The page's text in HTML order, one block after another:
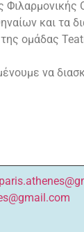
Φιλαρμονικής
και τα
ομάδας
να